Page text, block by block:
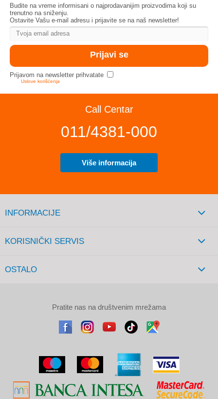
Budite na vreme informisani o najprodavanijim proizvodima koji su
trenutno na sniženju.
Ostavite Vašu e-mail adresu i prijavite se na naš newsletter!
Prijavom na newsletter prihvatate
Uslove korišćenja
Call Centar
011/4381-000
Više informacija
INFORMACIJE
KORISNIČKI SERVIS
OSTALO
Pratite nas na društvenim mrežama